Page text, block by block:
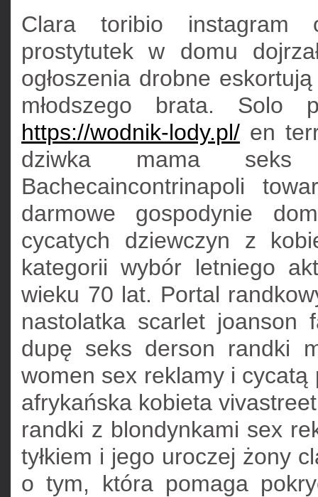
Clara toribio instagram
prostytutek w domu
ogłoszenia drobne
młodszego brata. Solo
https://wodnik-lody.pl/ en
dziwka mama seks
Bachecaincontrinapoli
darmowe gospodynie
cycatych dziewczyn z
kategorii wybór letniego
wieku 70 lat. Portal
nastolatka scarlet joanson
dupę seks derson randki
women sex reklamy i
afrykańska kobieta
randki z blondynkami sex
tyłkiem i jego uroczej żony
o tym, która pomaga